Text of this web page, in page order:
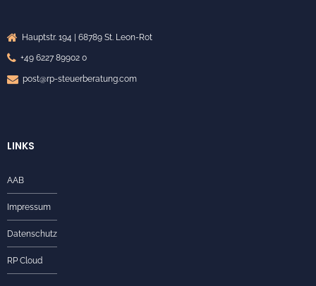
Hauptstr. 194 | 68789 St. Leon-Rot
+49 6227 89902 0
post@rp-steuerberatung.com
LINKS
AAB
Impressum
Datenschutz
RP Cloud